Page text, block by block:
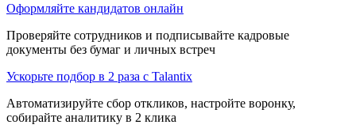
Оформляйте кандидатов онлайн
Проверяйте сотрудников и подписывайте кадровые
документы без бумаг и личных встреч
Ускорьте подбор в 2 раза с Talantix
Автоматизируйте сбор откликов, настройте воронку,
собирайте аналитику в 2 клика